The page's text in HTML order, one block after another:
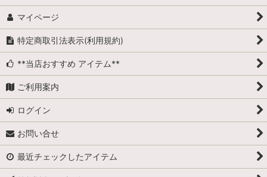
マイページ
特定商取引法表示(利用規約)
**当店おすすめ アイテム**
ご利用案内
ログイン
お問い合せ
最近チェックしたアイテム